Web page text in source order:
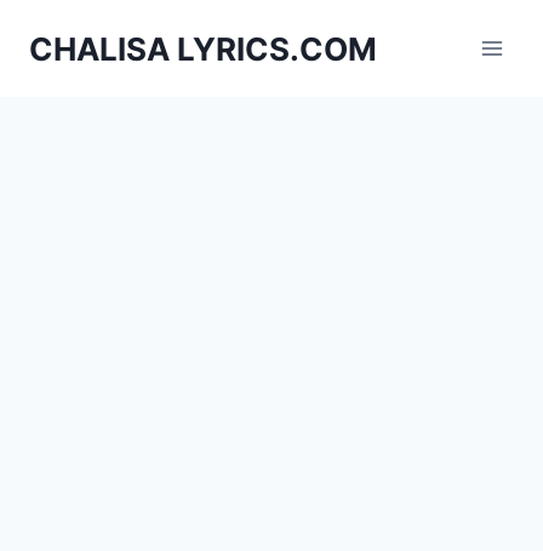
CHALISA LYRICS.COM